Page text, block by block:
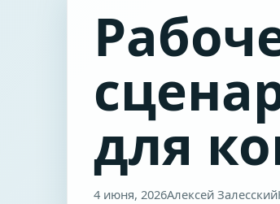
для
4 июня, 2026Алексей Залесский